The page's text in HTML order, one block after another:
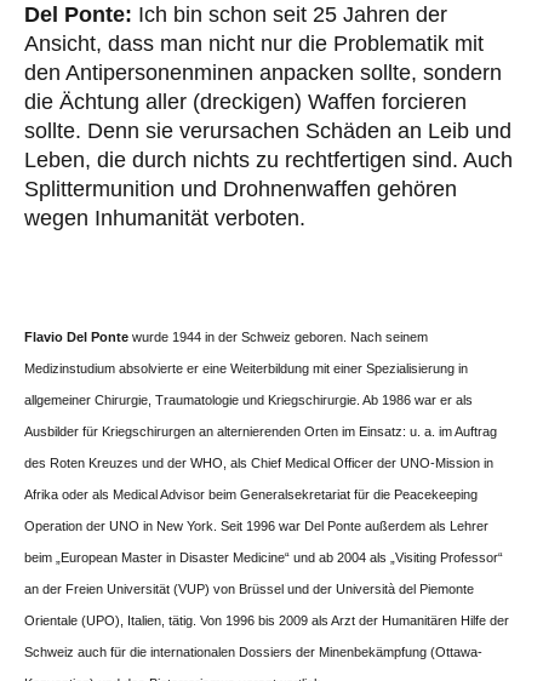
Del Ponte: Ich bin schon seit 25 Jahren der
Ansicht, dass man nicht nur die Problematik mit
den Antipersonenminen anpacken sollte, sondern
die Ächtung aller (dreckigen) Waffen forcieren
sollte. Denn sie verursachen Schäden an Leib und
Leben, die durch nichts zu rechtfertigen sind. Auch
Splittermunition und Drohnenwaffen gehören
wegen Inhumanität verboten.
Flavio Del Ponte wurde 1944 in der Schweiz geboren. Nach seinem
Medizinstudium absolvierte er eine Weiterbildung mit einer Spezialisierung in
allgemeiner Chirurgie, Traumatologie und Kriegschirurgie. Ab 1986 war er als
Ausbilder für Kriegschirurgen an alternierenden Orten im Einsatz: u. a. im Auftrag
des Roten Kreuzes und der WHO, als Chief Medical Officer der UNO-Mission in
Afrika oder als Medical Advisor beim Generalsekretariat für die Peacekeeping
Operation der UNO in New York. Seit 1996 war Del Ponte außerdem als Lehrer
beim „European Master in Disaster Medicine“ und ab 2004 als „Visiting Professor“
an der Freien Universität (VUP) von Brüssel und der Università del Piemonte
Orientale (UPO), Italien, tätig. Von 1996 bis 2009 als Arzt der Humanitären Hilfe der
Schweiz auch für die internationalen Dossiers der Minenbekämpfung (Ottawa-